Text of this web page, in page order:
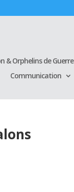
& Orphelins de Guerre
Communication